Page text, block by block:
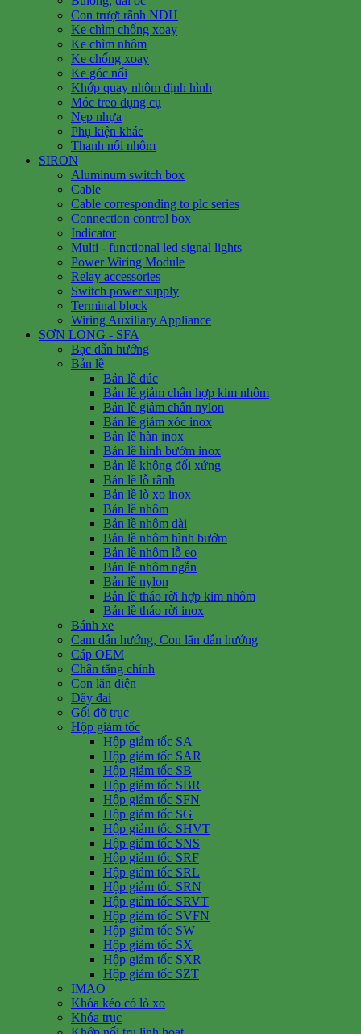
Con trượt rãnh NĐH
Ke chìm chống xoay
Ke chìm nhôm
Ke chống xoay
Ke góc nổi
Khớp quay nhôm định hình
Móc treo dụng cụ
Nẹp nhựa
Phụ kiện khác
Thanh nối nhôm
SIRON
Aluminum switch box
Cable
Cable corresponding to plc series
Connection control box
Indicator
Multi - functional led signal lights
Power Wiring Module
Relay accessories
Switch power supply
Terminal block
Wiring Auxiliary Appliance
SƠN LONG - SFA
Bạc dẫn hướng
Bản lề
Bản lề đúc
Bản lề giảm chấn hợp kim nhôm
Bản lề giảm chấn nylon
Bản lề giảm xóc inox
Bản lề hàn inox
Bản lề hình bướm inox
Bản lề không đối xứng
Bản lề lỗ rãnh
Bản lề lò xo inox
Bản lề nhôm
Bản lề nhôm dài
Bản lề nhôm hình bướm
Bản lề nhôm lỗ eo
Bản lề nhôm ngắn
Bản lề nylon
Bản lề tháo rời hợp kim nhôm
Bản lề tháo rời inox
Bánh xe
Cam dẫn hướng, Con lăn dẫn hướng
Cáp OEM
Chân tăng chỉnh
Con lăn điện
Dây đai
Gối đỡ trục
Hộp giảm tốc
Hộp giảm tốc SA
Hộp giảm tốc SAR
Hộp giảm tốc SB
Hộp giảm tốc SBR
Hộp giảm tốc SFN
Hộp giảm tốc SG
Hộp giảm tốc SHVT
Hộp giảm tốc SNS
Hộp giảm tốc SRF
Hộp giảm tốc SRL
Hộp giảm tốc SRN
Hộp giảm tốc SRVT
Hộp giảm tốc SVFN
Hộp giảm tốc SW
Hộp giảm tốc SX
Hộp giảm tốc SXR
Hộp giảm tốc SZT
IMAO
Khóa kéo có lò xo
Khóa trục